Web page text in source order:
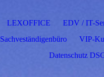
LEXOFFICE EDV / IT-
Sachveständigenbüro VIP-
Datenschutz